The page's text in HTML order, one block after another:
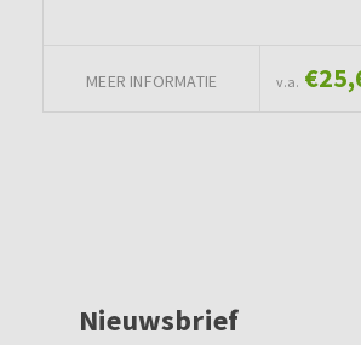
MEER INFORMATIE v.a.
Nieuwsbrief